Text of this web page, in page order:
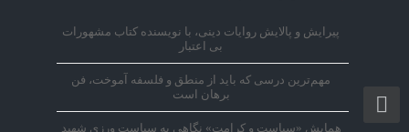
پیرایش و پالایش روایات دینی، با نویسنده کتاب مشهورات
بی اعتبار
مهم‌ترین درسی که باید از منطق و فلسفه آموخت، فن
برهان است
همایش «سیاست و کرامت» نگاهی به سیاست ورزی شهید